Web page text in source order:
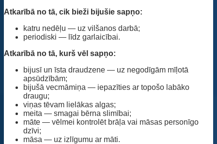
Atkarībā no tā, cik bieži bijušie sapņo:
katru nedēļu — uz vilšanos darbā;
periodiski — līdz garlaicībai.
Atkarībā no tā, kurš vēl sapņo:
bijusī un īsta draudzene — uz negodīgām mīļotā
apsūdzībām;
bijušā vecmāmiņa — iepazīties ar topošo labāko
draugu;
viņas tēvam lielākas algas;
meita — smagai bērna slimībai;
māte — vēlmei kontrolēt brāļa vai māsas personīgo
dzīvi;
māsa — uz izlīgumu ar māti.